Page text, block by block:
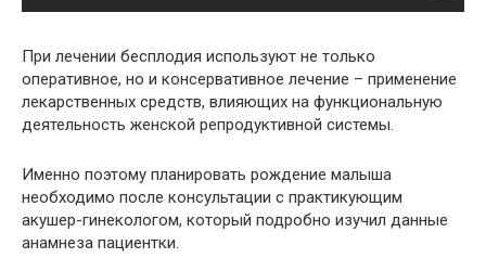
При лечении бесплодия используют не только
оперативное, но и консервативное лечение – применение
лекарственных средств, влияющих на функциональную
деятельность женской репродуктивной системы.
Именно поэтому планировать рождение малыша
необходимо после консультации с практикующим
акушер-гинекологом, который подробно изучил данные
анамнеза пациентки.